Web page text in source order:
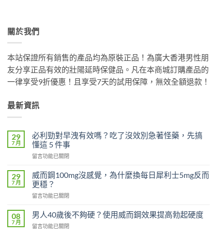
關於我們
本站保證所有銷售的產品均為原裝正品！為廣大香港男性朋
友分享正品有效的壯陽延時保健品。凡在本商城訂購產品的
一律享受9折優惠！且享受7天的試用保障，無效全額退款！
最新資訊
29
7 月
必利勁對早洩有效嗎？吃了沒效別急著怪藥，先搞
懂這 5 件事
在
利
勁
對
早
有
嗎？
留言功能已關閉
29
7 月
威而鋼100mg沒感覺，為什麼換每日犀利士5mg反而
更穩？
在
而
鋼
100mg
留言功能已關閉
08
7 月
男人40歲後不夠硬？使用威而鋼效果提高勃起硬度
在
留言功能已關閉